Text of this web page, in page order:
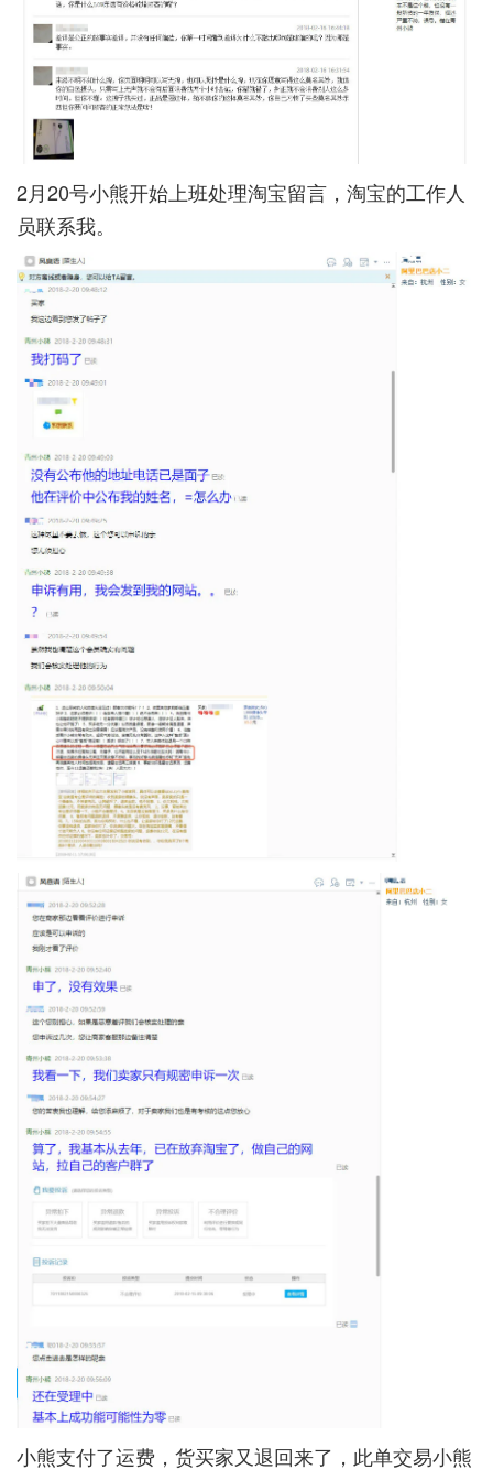
2月20号小熊开始上班处理淘宝留言，淘宝的工作人
员联系我。
小熊支付了运费，货买家又退回来了，此单交易小熊